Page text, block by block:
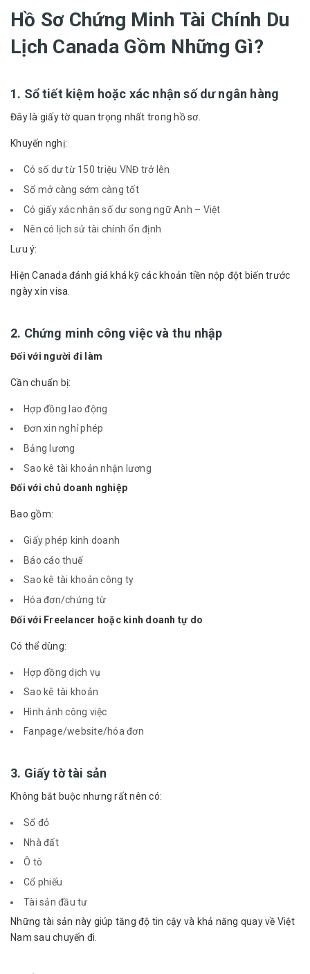
Hồ Sơ Chứng Minh Tài Chính Du
Lịch Canada Gồm Những Gì?
1. Sổ tiết kiệm hoặc xác nhận số dư ngân hàng
Đây là giấy tờ quan trọng nhất trong hồ sơ.
Khuyến nghị:
Có số dư từ 150 triệu VNĐ trở lên
Sổ mở càng sớm càng tốt
Có giấy xác nhận số dư song ngữ Anh – Việt
Nên có lịch sử tài chính ổn định
Lưu ý:
Hiện Canada đánh giá khá kỹ các khoản tiền nộp đột biến trước
ngày xin visa.
2. Chứng minh công việc và thu nhập
Đối với người đi làm
Cần chuẩn bị:
Hợp đồng lao động
Đơn xin nghỉ phép
Bảng lương
Sao kê tài khoản nhận lương
Đối với chủ doanh nghiệp
Bao gồm:
Giấy phép kinh doanh
Báo cáo thuế
Sao kê tài khoản công ty
Hóa đơn/chứng từ
Đối với Freelancer hoặc kinh doanh tự do
Có thể dùng:
Hợp đồng dịch vụ
Sao kê tài khoản
Hình ảnh công việc
Fanpage/website/hóa đơn
3. Giấy tờ tài sản
Không bắt buộc nhưng rất nên có:
Sổ đỏ
Nhà đất
Ô tô
Cổ phiếu
Tài sản đầu tư
Những tài sản này giúp tăng độ tin cậy và khả năng quay về Việt
Nam sau chuyến đi.